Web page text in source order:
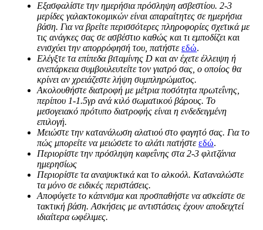
Εξασφαλίστε την ημερήσια πρόσληψη ασβεστίου. 2-3
μερίδες γαλακτοκομικών είναι απαραίτητες σε ημερήσια
βάση. Για να βρείτε περισσότερες πληροφορίες σχετικά με
τις ανάγκες σας σε ασβέστιο καθώς και τι εμποδίζει και
ενισχύει την απορρόφησή του, πατήστεεδώ.
Ελέγξτε τα επίπεδα βιταμίνης D και αν έχετε έλλειψη ή
ανεπάρκεια συμβουλευτείτε τον γιατρό σας, ο οποίος θα
κρίνει αν χρειάζεστε λήψη συμπληρώματος.
Ακολουθήστε διατροφή με μέτρια ποσότητα πρωτεΐνης,
περίπου 1-1.5γρ ανά κιλό σωματικού βάρους. Το
μεσογειακό πρότυπο διατροφής είναι η ενδεδειγμένη
επιλογή.
Μειώστε την κατανάλωση αλατιού στο φαγητό σας. Για το
πώς μπορείτε να μειώσετε το αλάτι πατήστεεδώ.
Περιορίστε την πρόσληψη καφεΐνης στα 2-3 φλιτζάνια
ημερησίως
Περιορίστε τα αναψυκτικά και το αλκοόλ. Καταναλώστε
τα μόνο σε ειδικές περιστάσεις.
Αποφύγετε το κάπνισμα και προσπαθήστε να ασκείστε σε
τακτική βάση. Ασκήσεις με αντιστάσεις έχουν αποδειχτεί
ιδιαίτερα ωφέλιμες.